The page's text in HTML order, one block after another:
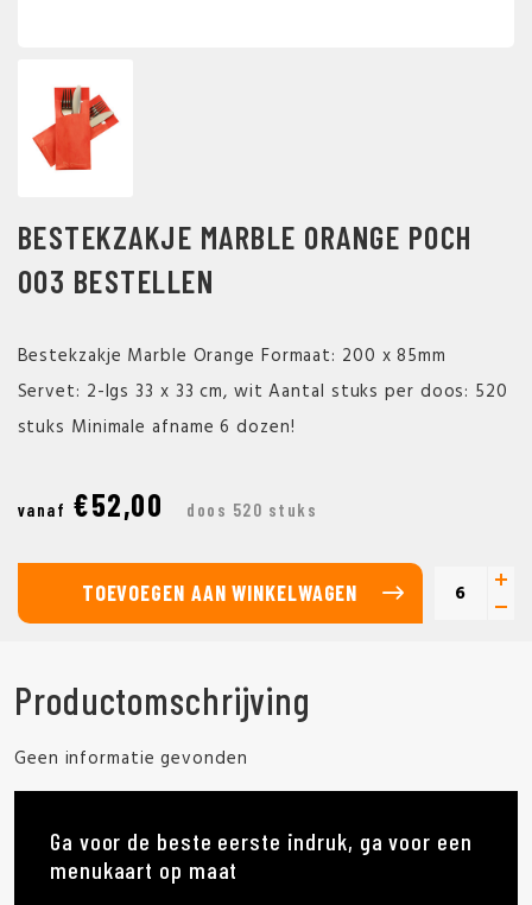
BESTEKZAKJE MARBLE ORANGE POCH
003 BESTELLEN
Bestekzakje Marble Orange Formaat: 200 x 85mm
Servet: 2-lgs 33 x 33 cm, wit Aantal stuks per doos: 520
stuks Minimale afname 6 dozen!
vanaf €52,00 doos 520 stuks
TOEVOEGEN AAN WINKELWAGEN
Productomschrijving
Geen informatie gevonden
Ga voor de beste eerste indruk, ga voor een
menukaart op maat